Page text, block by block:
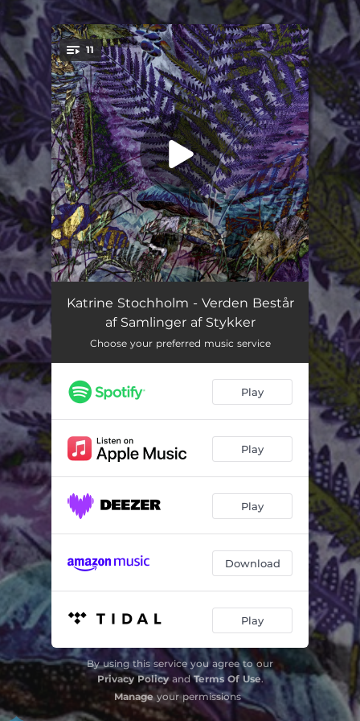
You're all set!
11
Start 01:40
Alt Er Frosset
Før Iskrystallerne Smelter 01:15
Alting Strømmer Nu 03:40
Maj 03:52
Inde I Regnbuen 04:30
Ved Engsøen (feat. Jonas H. Petersen) 04:33
Uvejr 03:38
Gæssenes Kalden Fra Søen I Natten
Katrine Stochholm - Verden Består
af Samlinger af Stykker
Choose your preferred music service
Play
Play
Play
Download
Play
By using this service you agree to our
Privacy PolicyandTerms Of Use.
Manageyour permissions